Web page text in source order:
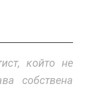
който не
собствена